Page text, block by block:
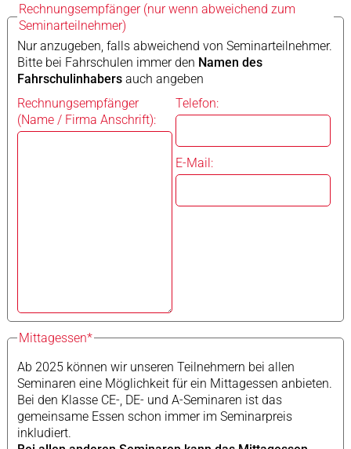
Rechnungsempfänger (nur wenn abweichend zum
Seminarteilnehmer)
Nur anzugeben, falls abweichend von Seminarteilnehmer.
Bitte bei Fahrschulen immer den Namen des
Fahrschulinhabersauch angeben
Rechnungsempfänger
(Name / Firma Anschrift):
Telefon:
E-Mail:
Mittagessen*
Ab 2025 können wir unseren Teilnehmern bei allen
Seminaren eine Möglichkeit für ein Mittagessen anbieten.
Bei den Klasse CE-, DE- und A-Seminaren ist das
gemeinsame Essen schon immer im Seminarpreis
inkludiert.